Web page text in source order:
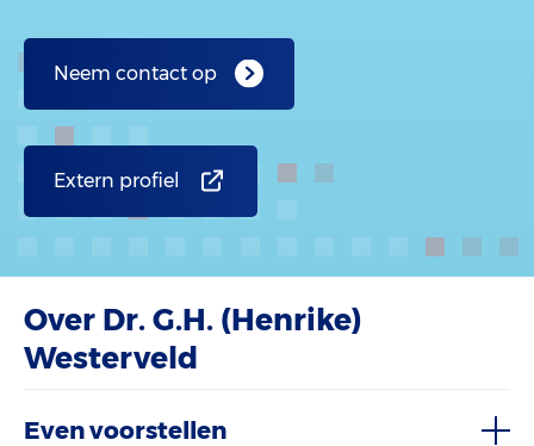
Neem contact op
Extern profiel
Over Dr. G.H. (Henrike)
Westerveld
Even voorstellen